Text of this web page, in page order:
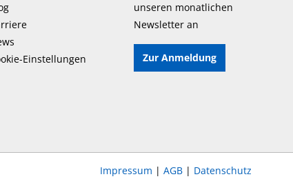
Einstellungen
unseren monatlichen
Newsletter an
Zur Anmeldung
Impressum | AGB | Datenschutz